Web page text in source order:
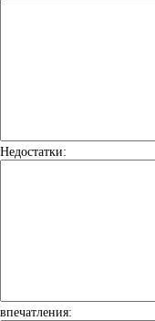
Недостатки:
впечатления: